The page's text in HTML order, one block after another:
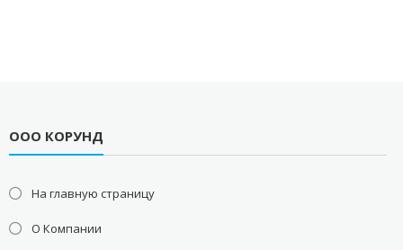
ООО КОРУНД
На главную страницу
О Компании